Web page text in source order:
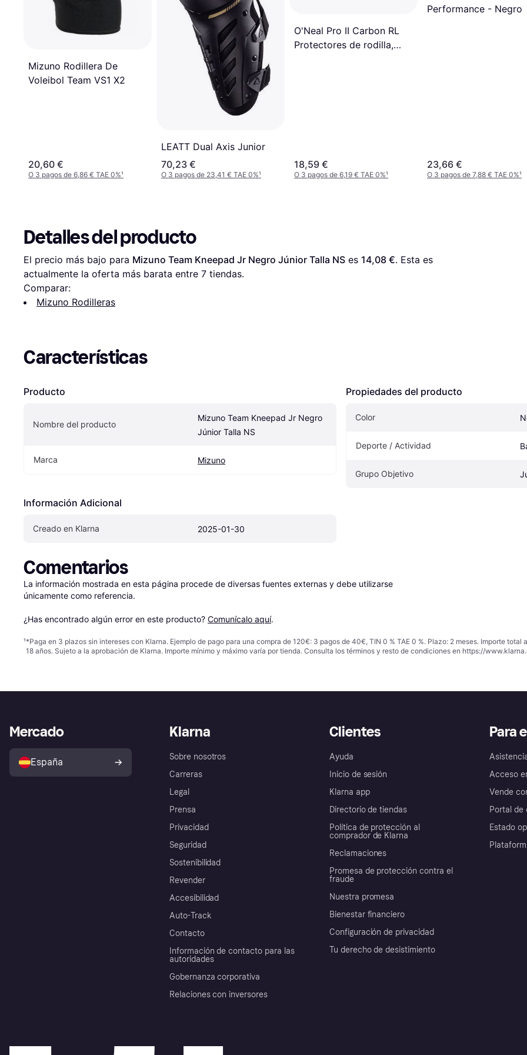
Mizuno Rodillera De
Voleibol Team VS1 X2
20,60 €
O 3 pagos de 6,86 € TAE 0%¹
LEATT Dual Axis Junior
70,23 €
O 3 pagos de 23,41 € TAE 0%¹
O'Neal Pro II Carbon RL
Protectores de rodilla,
18,59 €
O 3 pagos de 6,19 € TAE 0%¹
Performance - Negro
23,66 €
O 3 pagos de 7,88 € TAE 0%¹
Detalles del producto
El precio más bajo para Mizuno Team Kneepad Jr Negro Júnior Talla NS es 14,08 €. Esta es
actualmente la oferta más barata entre 7 tiendas.
Comparar:
Mizuno Rodilleras
Características
Producto
Nombre del producto
Mizuno Team Kneepad Jr Negro
Júnior Talla NS
Marca Mizuno
Información Adicional
Creado en Klarna 2025-01-30
Propiedades del producto
Color
Deporte / Actividad
Grupo Objetivo
Comentarios
La información mostrada en esta página procede de diversas fuentes externas y debe utilizarse
únicamente como referencia.
¿Has encontrado algún error en este producto? Comunícalo aquí.
¹*Paga en 3 plazos sin intereses con Klarna. Ejemplo de pago para una compra de 120€: 3 pagos de 40€, TIN 0 % TAE 0 %. Plazo: 2 meses. Importe
18 años. Sujeto a la aprobación de Klarna. Importe mínimo y máximo varía por tienda. Consulta los términos y resto de condiciones en https://
Klarna
Sobre nosotros
Carreras
Legal
Prensa
Privacidad
Seguridad
Sostenibilidad
Revender
Accesibilidad
Auto-Track
Contacto
Información de contacto para las
autoridades
Gobernanza corporativa
Relaciones con inversores
Clientes
Ayuda
Inicio de sesión
Klarna app
Directorio de tiendas
Política de protección al
comprador de Klarna
Reclamaciones
Promesa de protección contra el
fraude
Nuestra promesa
Bienestar financiero
Configuración de privacidad
Tu derecho de desistimiento
Para
Acceso
Vende
Portal de
Estado
Mercado
España